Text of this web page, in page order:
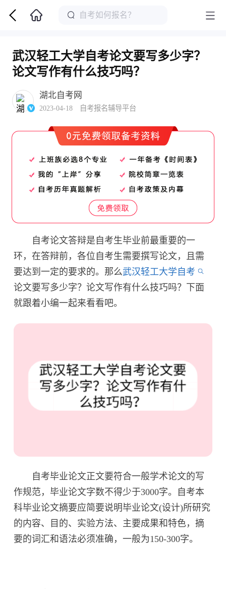
武汉轻工大学自考论文要写多少字？
论文写作有什么技巧吗？
湖北自考网
2023-04-18 自考报名辅导平台
自考论文答辩是自考生毕业前最重要的一
环，在答辩前，各位自考生需要撰写论文，且需
要达到一定的要求的。那么武汉轻工大学自考
论文要写多少字？论文写作有什么技巧吗？下面
就跟着小编一起来看看吧。
自考毕业论文正文要符合一般学术论文的写
作规范，毕业论文字数不得少于3000字。自考本
科毕业论文摘要应简要说明毕业论文(设计)所研究
的内容、目的、实验方法、主要成果和特色，摘
要的词汇和语法必须准确，一般为150-300字。